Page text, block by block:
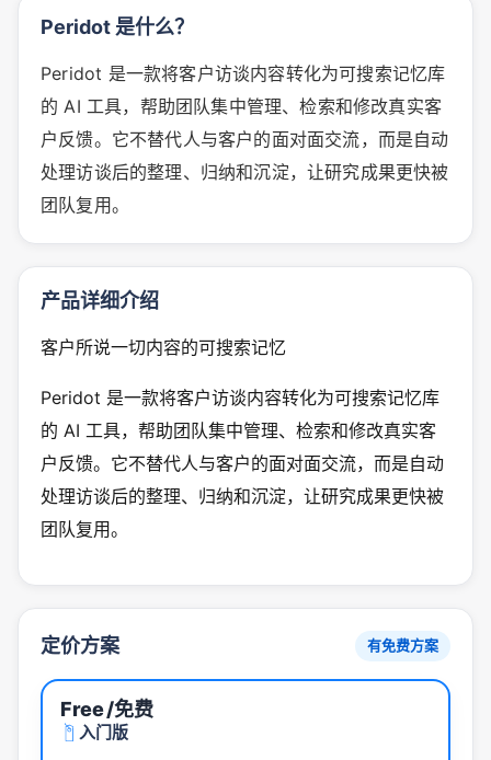
Peridot 是什么？
Peridot 是一款将客户访谈内容转化为可搜索记忆库
的 AI 工具，帮助团队集中管理、检索和修改真实客
户反馈。它不替代人与客户的面对面交流，而是自动
处理访谈后的整理、归纳和沉淀，让研究成果更快被
团队复用。
产品详细介绍
客户所说一切内容的可搜索记忆
Peridot 是一款将客户访谈内容转化为可搜索记忆库
的 AI 工具，帮助团队集中管理、检索和修改真实客
户反馈。它不替代人与客户的面对面交流，而是自动
处理访谈后的整理、归纳和沉淀，让研究成果更快被
团队复用。
定价方案 有免费方案
Free/免费
入门版